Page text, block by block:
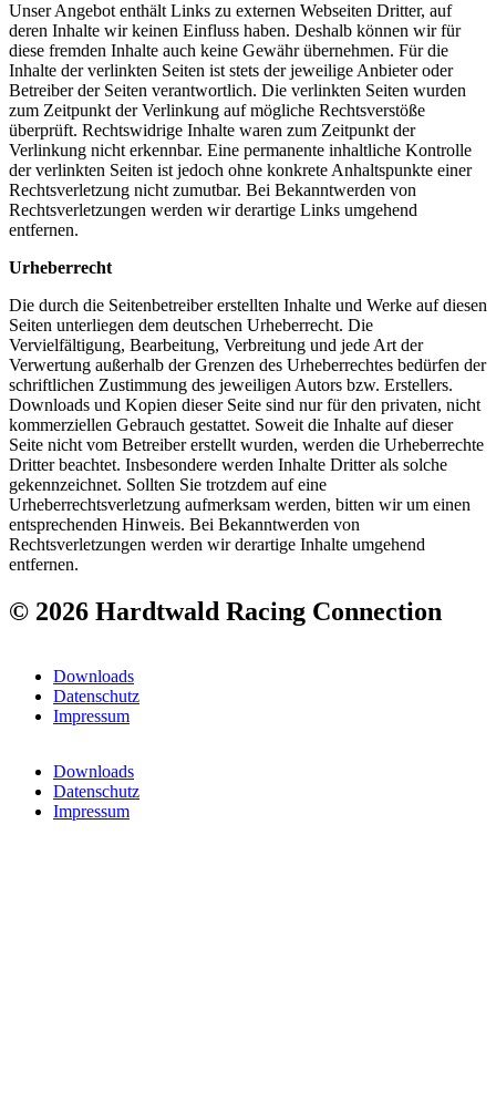
Unser Angebot enthält Links zu externen Webseiten Dritter, auf
deren Inhalte wir keinen Einfluss haben. Deshalb können wir für
diese fremden Inhalte auch keine Gewähr übernehmen. Für die
Inhalte der verlinkten Seiten ist stets der jeweilige Anbieter oder
Betreiber der Seiten verantwortlich. Die verlinkten Seiten wurden
zum Zeitpunkt der Verlinkung auf mögliche Rechtsverstöße
überprüft. Rechtswidrige Inhalte waren zum Zeitpunkt der
Verlinkung nicht erkennbar. Eine permanente inhaltliche Kontrolle
der verlinkten Seiten ist jedoch ohne konkrete Anhaltspunkte einer
Rechtsverletzung nicht zumutbar. Bei Bekanntwerden von
Rechtsverletzungen werden wir derartige Links umgehend
entfernen.
Urheberrecht
Die durch die Seitenbetreiber erstellten Inhalte und Werke auf diesen
Seiten unterliegen dem deutschen Urheberrecht. Die
Vervielfältigung, Bearbeitung, Verbreitung und jede Art der
Verwertung außerhalb der Grenzen des Urheberrechtes bedürfen der
schriftlichen Zustimmung des jeweiligen Autors bzw. Erstellers.
Downloads und Kopien dieser Seite sind nur für den privaten, nicht
kommerziellen Gebrauch gestattet. Soweit die Inhalte auf dieser
Seite nicht vom Betreiber erstellt wurden, werden die Urheberrechte
Dritter beachtet. Insbesondere werden Inhalte Dritter als solche
gekennzeichnet. Sollten Sie trotzdem auf eine
Urheberrechtsverletzung aufmerksam werden, bitten wir um einen
entsprechenden Hinweis. Bei Bekanntwerden von
Rechtsverletzungen werden wir derartige Inhalte umgehend
entfernen.
© 2026 Hardtwald Racing Connection
Downloads
Datenschutz
Impressum
Downloads
Datenschutz
Impressum